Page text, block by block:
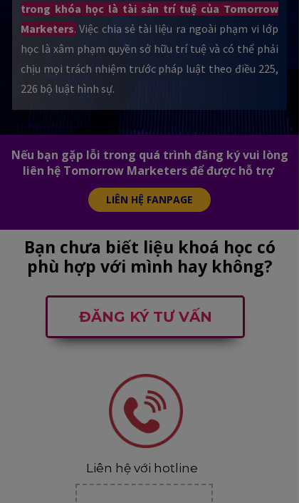
trong khóa học là tài sản trí tuệ của Tomorrow
Marketers. Việc chia sẻ tài liệu ra ngoài phạm vi lớp
học là xâm phạm quyền sở hữu trí tuệ và có thể phải
chịu mọi trách nhiệm trước pháp luật theo điều 225,
226 bộ luật hình sự.
Nếu bạn gặp lỗi trong quá trình đăng ký vui lòng
liên hệ Tomorrow Marketers để được hỗ trợ
LIÊN HỆ FANPAGE
ĐĂNG KÝ TƯ VẤN
Bạn chưa biết liệu khoá học có
phù hợp với mình hay không?
Liên hệ với hotline